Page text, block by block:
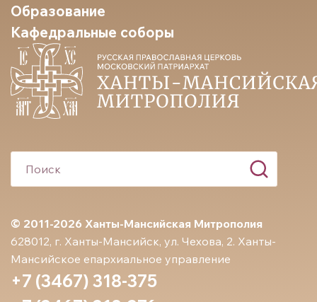
© 2011-2026 Ханты-Мансийская Митрополия
628012, г. Ханты-Мансийск, ул. Чехова, 2. Ханты-
Мансийское епархиальное управление
+7 (3467) 318-375
Образование
Кафедральные соборы